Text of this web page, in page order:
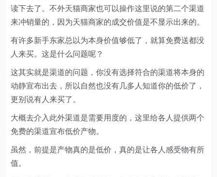
读下去了。不外天猫商家也可以操作这里说的第二个渠道
来冲销量的，因为天猫商家的成交价值是不显示出来的。
有许多新手东家总以为本身价值够低了，就算免费送都没
人来买。这是什么问题呢？
这其实就是渠道的问题，你没有选择符合的渠道将本身的
动静宣布出去，所以自然也没有几多人知道你的低价了，
更别说有人来买了。
大概去介入此外渠道是需要用度的，这里给各人提供两个
免费的渠道宣布低价产物。
虽然，前提是产物真的是低价，真的是让各人感受物有所
值。